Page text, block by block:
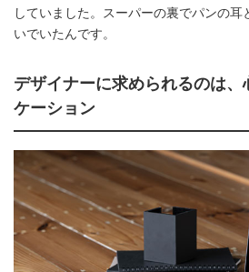
していました。スーパーの裏でパンの
いでいたんです。
デザイナーに求められるのは、
ケーション